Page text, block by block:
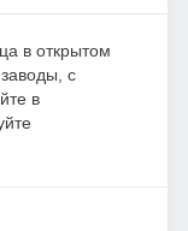
в открытом
с
в